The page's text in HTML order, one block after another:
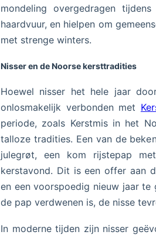
mondeling overgedragen
haardvuur, en hielpen om
met strenge winters.
Nisser en de Noorse kersttradities
Hoewel nisser het hele jaar
onlosmakelijk verbonden met
periode, zoals Kerstmis in het
talloze tradities. Een van de
julegrøt, een kom rijstepap
kerstavond. Dit is een offer aan
en een voorspoedig nieuw jaar te
de pap verdwenen is, de nisse
In moderne tijden zijn nisser